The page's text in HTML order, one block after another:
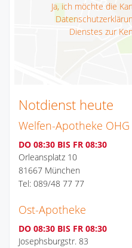
Ja, ich möchte die
Dienstes zur
Notdienst heute
Welfen-Apotheke OHG
DO 08:30 BIS FR 08:30
Orleansplatz 10
81667 München
Tel: 089/48 77 77
Ost-Apotheke
DO 08:30 BIS FR 08:30
Josephsburgstr. 83